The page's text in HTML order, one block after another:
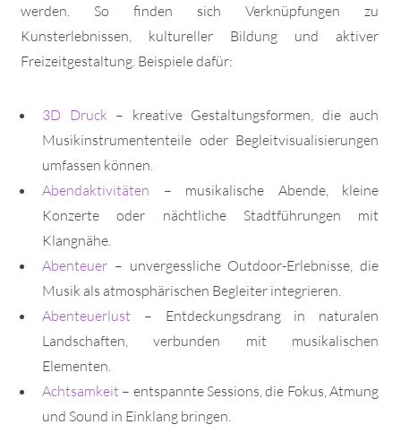
werden. So finden sich Verknüpfungen zu
Kunsterlebnissen, kultureller Bildung und aktiver
Freizeitgestaltung. Beispiele dafür:
3D Druck – kreative Gestaltungsformen, die auch
Musikinstrumententeile oder Begleitvisualisierungen
umfassen können.
Abendaktivitäten – musikalische Abende, kleine
Konzerte oder nächtliche Stadtführungen mit
Klangnähe.
Abenteuer – unvergessliche Outdoor-Erlebnisse, die
Musik als atmosphärischen Begleiter integrieren.
Abenteuerlust – Entdeckungsdrang in naturalen
Landschaften, verbunden mit musikalischen
Elementen.
Achtsamkeit – entspannte Sessions, die Fokus, Atmung
und Sound in Einklang bringen.